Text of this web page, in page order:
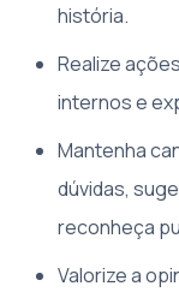
história.
Realize
internos e
Mantenha
dúvidas,
reconheça
Valorize a